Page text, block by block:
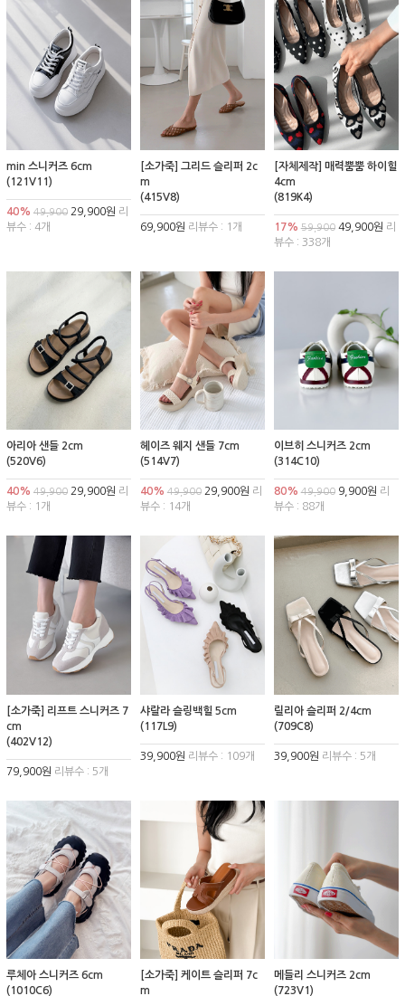
min 스니커즈 6cm
(121V11)
40% 49,900 29,900원 리
뷰수 : 4개
[소가죽] 그리드 슬리퍼 2c
m
(415V8)
69,900원 리뷰수 : 1개
[자체제작] 매력뿜뿜 하이힐
4cm
(819K4)
17% 59,90049,900원 리
뷰수 : 338개
아리아 샌들 2cm
(520V6)
40% 49,900 29,900원 리
뷰수 : 1개
헤이즈 웨지 샌들 7cm
(514V7)
40% 49,90029,900원 리
뷰수 : 14개
이브히 스니커즈 2cm
(314C10)
80% 49,9009,900원 리
뷰수 : 88개
[소가죽] 리프트 스니커즈 7
cm
(402V12)
79,900원 리뷰수 : 5개
샤랄라 슬링백힐 5cm
(117L9)
39,900원 리뷰수 : 109개
릴리아 슬리퍼 2/4cm
(709C8)
39,900원 리뷰수 : 5개
루체아 스니커즈 6cm
(1010C6)
[소가죽] 케이트 슬리퍼 7c
m
메들리 스니커즈 2cm
(723V1)